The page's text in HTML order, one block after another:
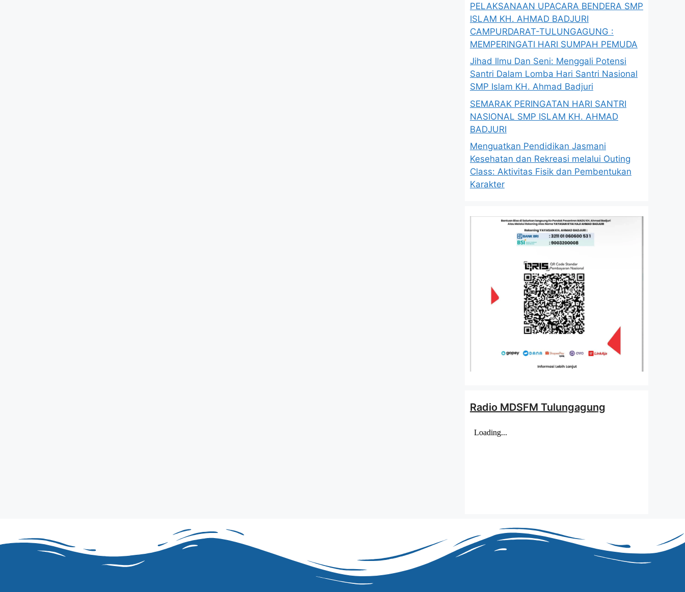
PELAKSANAAN UPACARA BENDERA SMP
ISLAM KH. AHMAD BADJURI
CAMPURDARAT-TULUNGAGUNG :
MEMPERINGATI HARI SUMPAH PEMUDA
Jihad Ilmu Dan Seni: Menggali Potensi
Santri Dalam Lomba Hari Santri Nasional
SMP Islam KH. Ahmad Badjuri
SEMARAK PERINGATAN HARI SANTRI
NASIONAL SMP ISLAM KH. AHMAD
BADJURI
Menguatkan Pendidikan Jasmani
Kesehatan dan Rekreasi melalui Outing
Class: Aktivitas Fisik dan Pembentukan
Karakter
Radio MDSFM Tulungagung